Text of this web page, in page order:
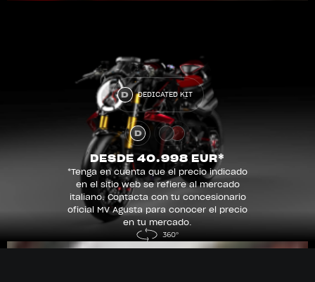
La conducimos. La lucimos
DESDE 40.998 EUR*
DEDICATED KIT
*Tenga en cuenta que el precio indicado
en el sitio web se refiere al mercado
italiano. Contacta con tu concesionario
oficial MV Agusta para conocer el precio
en tu mercado.